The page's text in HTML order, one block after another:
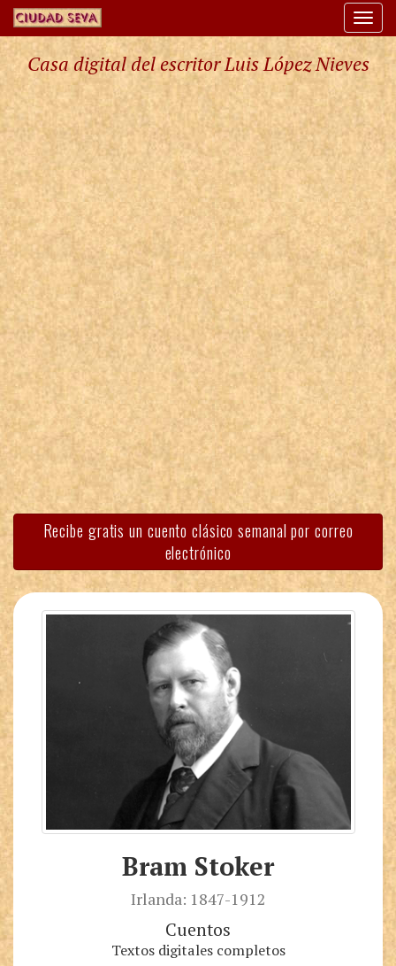
Casa digital del escritor Luis López Nieves
Recibe gratis un cuento clásico semanal por correo
electrónico
Bram Stoker
Irlanda: 1847-1912
Cuentos
Textos digitales completos